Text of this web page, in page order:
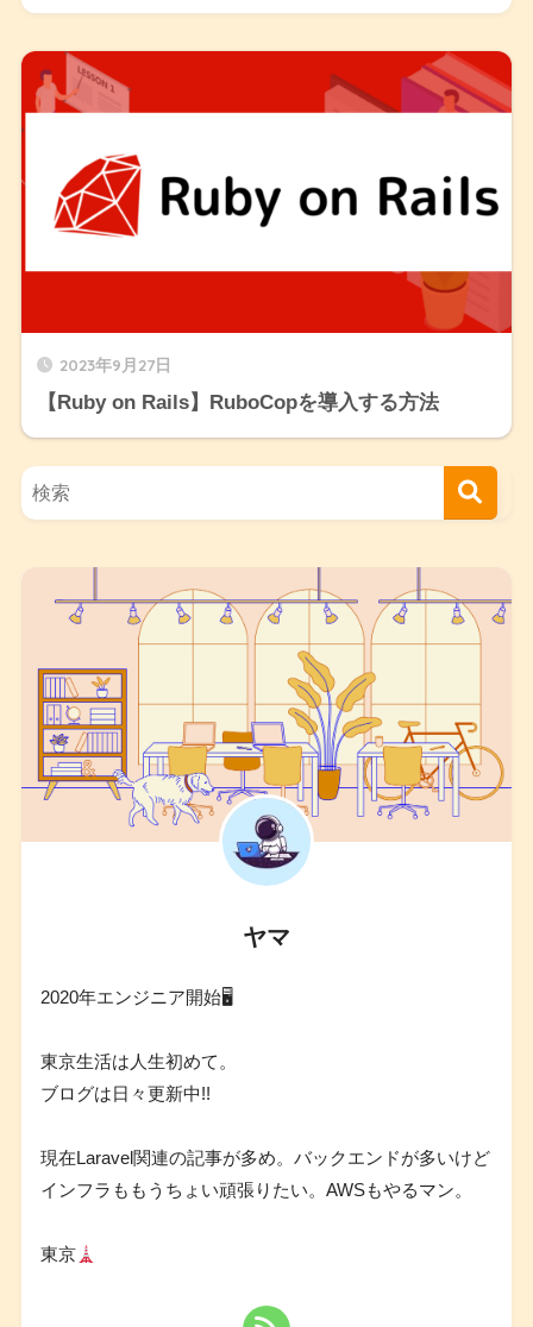
2023年9月27日
【Ruby on Rails】RuboCopを導入する方法
ヤマ
2020年エンジニア開始🖥
東京生活は人生初めて。
ブログは日々更新中!!
現在Laravel関連の記事が多め。バックエンドが多いけど
インフラももうちょい頑張りたい。AWSもやるマン。
東京